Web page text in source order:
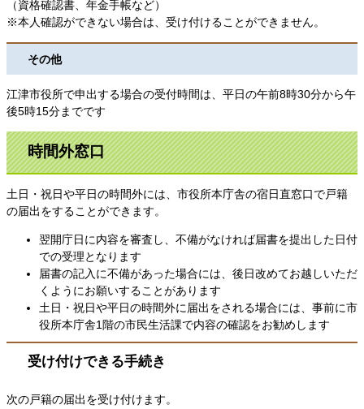
（資格確認書、年金手帳など）
※本人確認ができない場合は、受け付けることができません。
その他
江津市役所で申出する場合の受付時間は、平日の午前8時30分から午
後5時15分までです
時間外窓口
土日・祝日や平日の時間外には、市役所本庁舎の宿日直窓口で戸籍
の届出をすることができます。
翌開庁日に内容を審査し、不備がなければ届書を提出した日付
での受理となります
届書の記入に不備があった場合には、後日改めてお越しいただ
くようにお願いすることがあります
土日・祝日や平日の時間外に届出をされる場合には、事前に市
役所本庁舎1階の市民生活課で内容の確認をお勧めします
受け付けできる手続き
次の戸籍の届出を受け付けます。